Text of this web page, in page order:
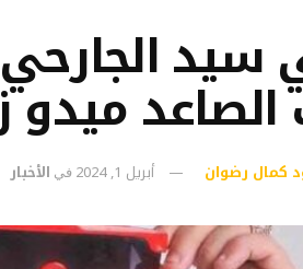
سيد
ميدو
كمال رضوان أبريل 1, 2024 في الأخبار